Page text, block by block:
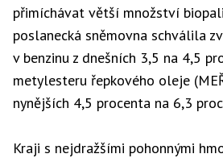
přimíchávat větší množství
poslanecká sněmovna schválila
v benzinu z dnešních 3,5 na 4,5
metylesteru řepkového oleje
nynějších 4,5 procenta na 6,3
Kraji s nejdražšími pohonnými